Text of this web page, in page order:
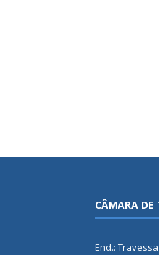
CÂMARA DE
End.: